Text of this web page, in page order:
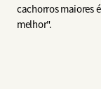
cachorros maiores
melhor".